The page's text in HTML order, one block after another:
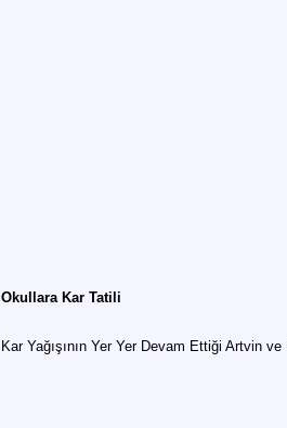
Okullara Kar Tatili
Kar Yağışının Yer Yer Devam Ettiği Artvin